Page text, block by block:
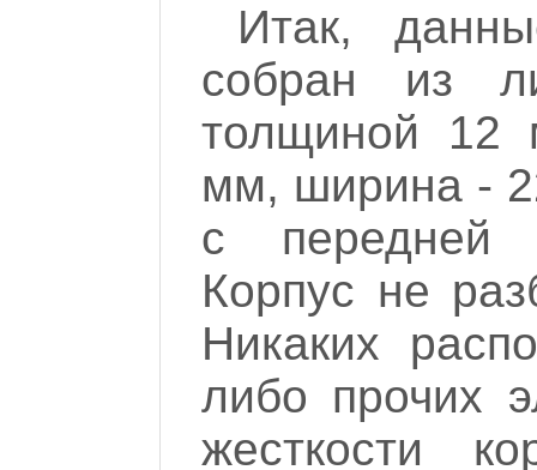
Итак,
собран из
толщиной 12
мм, ширина -
с передней
Корпус не
Никаких
либо прочих
жесткости